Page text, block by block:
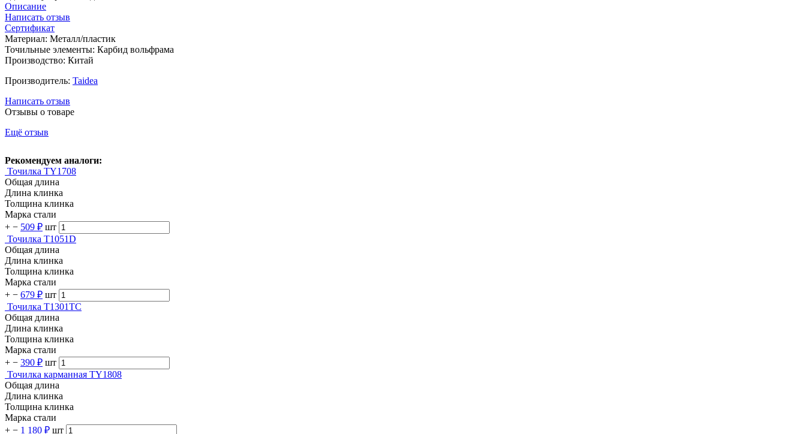
Описание
Написать отзыв
Сертификат
Материал: Металл/пластик
Точильные элементы: Карбид вольфрама
Производство: Китай
Производитель: Taidea
Написать отзыв
Отзывы о товаре
Ещё отзыв
Рекомендуем аналоги:
Точилка TY1708
Общая длина
Длина клинка
Толщина клинка
Марка стали
+ − 509 ₽ шт
Точилка T1051D
Общая длина
Длина клинка
Толщина клинка
Марка стали
+ − 679 ₽ шт
Точилка T1301TC
Общая длина
Длина клинка
Толщина клинка
Марка стали
+ − 390 ₽ шт
Точилка карманная TY1808
Общая длина
Длина клинка
Толщина клинка
Марка стали
+ − 1 180 ₽ шт